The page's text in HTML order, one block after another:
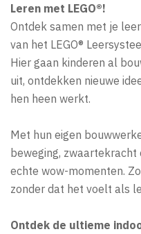
Leren met LEGO®!
Ontdek samen met je
van het LEGO®
Hier gaan kinderen al
uit, ontdekken nieuwe
hen heen werkt.
Met hun eigen
beweging,
echte wow-momenten.
zonder dat het voelt als
Ontdek de ultieme